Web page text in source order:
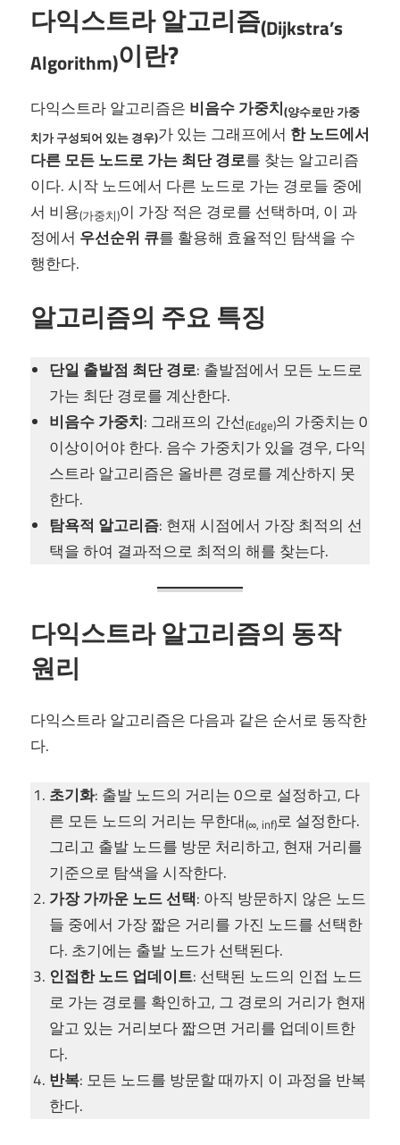
다익스트라 알고리즘(Dijkstra’s
Algorithm)이란?
다익스트라 알고리즘은 비음수 가중치(양수로만 가중
치가 구성되어 있는 경우)가 있는 그래프에서 한 노드에서
다른 모든 노드로 가는 최단 경로를 찾는 알고리즘
이다. 시작 노드에서 다른 노드로 가는 경로들 중에
서 비용(가중치)이 가장 적은 경로를 선택하며, 이 과
정에서 우선순위 큐를 활용해 효율적인 탐색을 수
행한다.
알고리즘의 주요 특징
단일 출발점 최단 경로: 출발점에서 모든 노드로
가는 최단 경로를 계산한다.
비음수 가중치: 그래프의 간선(Edge)의 가중치는 0
이상이어야 한다. 음수 가중치가 있을 경우, 다익
스트라 알고리즘은 올바른 경로를 계산하지 못
한다.
탐욕적 알고리즘: 현재 시점에서 가장 최적의 선
택을 하여 결과적으로 최적의 해를 찾는다.
다익스트라 알고리즘의 동작
원리
다익스트라 알고리즘은 다음과 같은 순서로 동작한
다.
초기화: 출발 노드의 거리는 0으로 설정하고, 다
른 모든 노드의 거리는 무한대(∞, inf)로 설정한다.
그리고 출발 노드를 방문 처리하고, 현재 거리를
기준으로 탐색을 시작한다.
가장 가까운 노드 선택: 아직 방문하지 않은 노드
들 중에서 가장 짧은 거리를 가진 노드를 선택한
다. 초기에는 출발 노드가 선택된다.
인접한 노드 업데이트: 선택된 노드의 인접 노드
로 가는 경로를 확인하고, 그 경로의 거리가 현재
알고 있는 거리보다 짧으면 거리를 업데이트한
다.
반복: 모든 노드를 방문할 때까지 이 과정을 반복
한다.